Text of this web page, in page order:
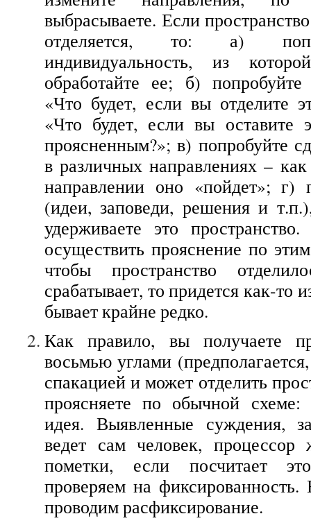
выбрасываете. Если
отделяется, то: а)
индивидуальность, из
обработайте ее; б)
«Что будет, если вы отделите
«Что будет, если вы оставите
проясненным?»; в) попробуйте
в различных направлениях –
направлении оно «пойдет»; г)
(идеи, заповеди, решения и
удерживаете это
осуществить прояснение по
чтобы пространство
срабатывает, то придется как-то
бывает крайне редко.
Как правило, вы получаете
восьмью углами
спакацией и может отделить
проясняете по обычной
идея. Выявленные суждения,
ведет сам человек,
пометки, если посчитает
проверяем на
проводим расфиксирование.